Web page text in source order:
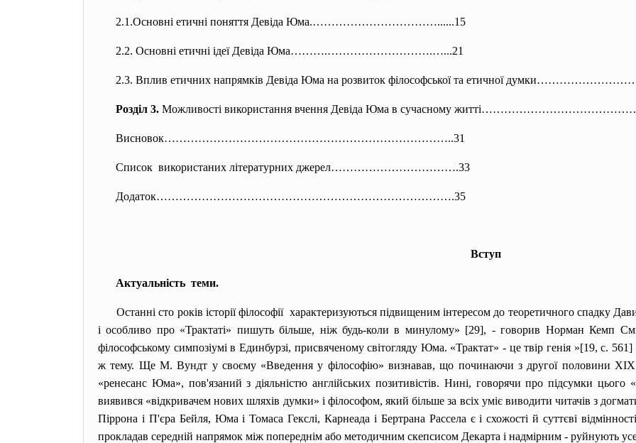
2.1.Основні етичні поняття Девіда Юма.……………………………......15
2.2. Основні етичні ідеї Девіда Юма……….……………………….…...21
2.3. Вплив етичних напрямків Девіда Юма на розвиток філософської та етичної
Розділ 3. Можливості використання вчення Девіда Юма в сучасному
Висновок…………………………………………………………………..31
Список використаних літературних джерел…………………………….33
Додаток…………………………………………………………………….35
Вступ
Актуальність теми.
Останні сто років історії філософії характеризуються підвищеним інтересом до теоретичного спадку
і особливо про «Трактаті» пишуть більше, ніж будь-коли в минулому» [29], - говорив Норман Кемп
філософському симпозіумі в Единбурзі, присвяченому світогляду Юма. «Трактат» - це твір генія »[19, с.
ж тему. Ще М. Вундт у своєму «Введення у філософію» визнавав, що починаючи з другої половини XIX
«ренесанс Юма», пов'язаний з діяльністю англійських позитивістів. Нині, говорячи про підсумки
виявився «відкривачем нових шляхів думки» і філософом, який більше за всіх уміє виводити читачів з
Піррона і П'єра Бейля, Юма і Томаса Гекслі, Карнеада і Бертрана Рассела є і схожості й суттєві
прокладав середній напрямок між попереднім або методичним скепсисом Декарта і надмірним - руйнують